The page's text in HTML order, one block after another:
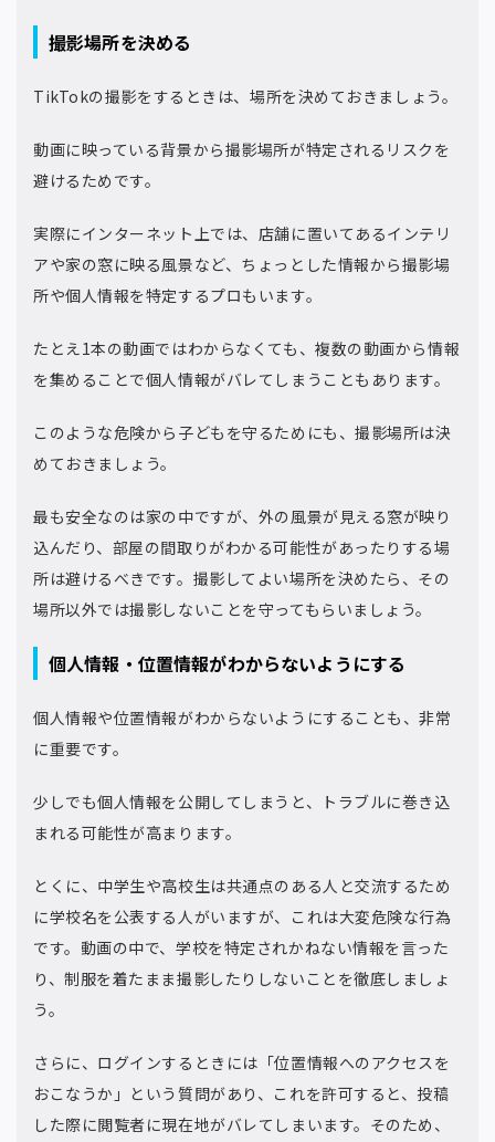
撮影場所を決める
TikTokの撮影をするときは、場所を決めておきましょう。
動画に映っている背景から撮影場所が特定されるリスクを
避けるためです。
実際にインターネット上では、店舗に置いてあるインテリ
アや家の窓に映る風景など、ちょっとした情報から撮影場
所や個人情報を特定するプロもいます。
たとえ1本の動画ではわからなくても、複数の動画から情報
を集めることで個人情報がバレてしまうこともあります。
このような危険から子どもを守るためにも、撮影場所は決
めておきましょう。
最も安全なのは家の中ですが、外の風景が見える窓が映り
込んだり、部屋の間取りがわかる可能性があったりする場
所は避けるべきです。撮影してよい場所を決めたら、その
場所以外では撮影しないことを守ってもらいましょう。
個人情報・位置情報がわからないようにする
個人情報や位置情報がわからないようにすることも、非常
に重要です。
少しでも個人情報を公開してしまうと、トラブルに巻き込
まれる可能性が高まります。
とくに、中学生や高校生は共通点のある人と交流するため
に学校名を公表する人がいますが、これは大変危険な行為
です。動画の中で、学校を特定されかねない情報を言った
り、制服を着たまま撮影したりしないことを徹底しましょ
う。
さらに、ログインするときには「位置情報へのアクセスを
おこなうか」という質問があり、これを許可すると、投稿
した際に閲覧者に現在地がバレてしまいます。そのため、